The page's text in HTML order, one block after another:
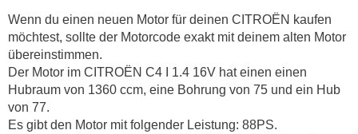
Wenn du einen neuen Motor für deinen CITROËN kaufen
möchtest, sollte der Motorcode exakt mit deinem alten Motor
übereinstimmen.
Der Motor im CITROËN C4 I 1.4 16V hat einen einen
Hubraum von 1360 ccm, eine Bohrung von 75 und ein Hub
von 77.
Es gibt den Motor mit folgender Leistung: 88PS.